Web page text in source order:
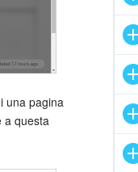
una pagina
a questa